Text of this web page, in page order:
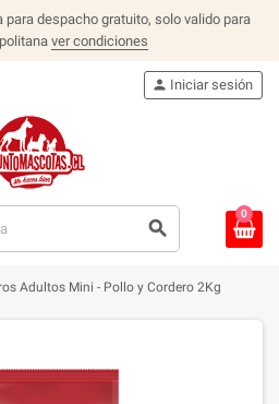
despacho gratuito, solo valido para
ver condiciones
search
person Iniciar sesión
0
Adultos Mini - Pollo y Cordero 2Kg